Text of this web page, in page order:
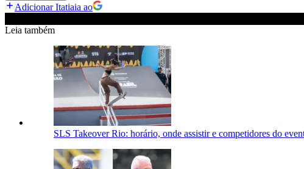
Adicionar Itatiaia ao
Leia também
SLS Takeover Rio: horário, onde assistir e competidores do